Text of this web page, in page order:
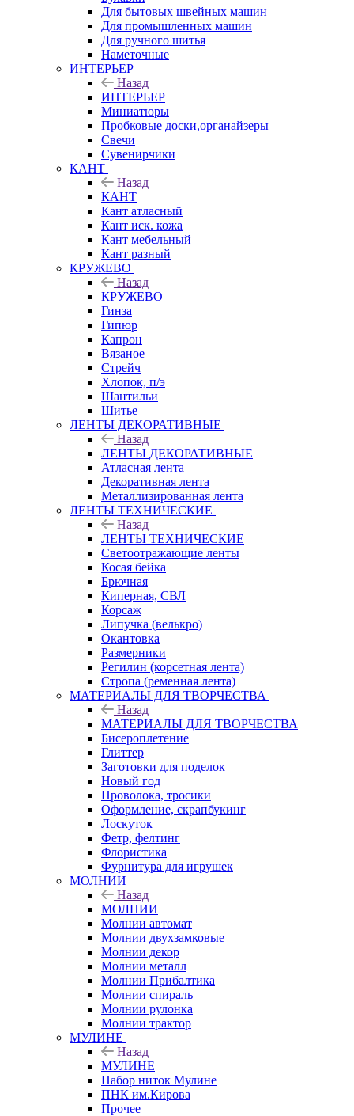
Для бытовых швейных машин
Для промышленных машин
Для ручного шитья
Наметочные
ИНТЕРЬЕР
Назад
ИНТЕРЬЕР
Миниатюры
Пробковые доски,органайзеры
Свечи
Сувенирчики
КАНТ
Назад
КАНТ
Кант атласный
Кант иск. кожа
Кант мебельный
Кант разный
КРУЖЕВО
Назад
КРУЖЕВО
Гинза
Гипюр
Капрон
Вязаное
Стрейч
Хлопок, п/э
Шантильи
Шитье
ЛЕНТЫ ДЕКОРАТИВНЫЕ
Назад
ЛЕНТЫ ДЕКОРАТИВНЫЕ
Атласная лента
Декоративная лента
Металлизированная лента
ЛЕНТЫ ТЕХНИЧЕСКИЕ
Назад
ЛЕНТЫ ТЕХНИЧЕСКИЕ
Светоотражающие ленты
Косая бейка
Брючная
Киперная, СВЛ
Корсаж
Липучка (велькро)
Окантовка
Размерники
Регилин (корсетная лента)
Стропа (ременная лента)
МАТЕРИАЛЫ ДЛЯ ТВОРЧЕСТВА
Назад
МАТЕРИАЛЫ ДЛЯ ТВОРЧЕСТВА
Бисероплетение
Глиттер
Заготовки для поделок
Новый год
Проволока, тросики
Оформление, скрапбукинг
Лоскуток
Фетр, фелтинг
Флористика
Фурнитура для игрушек
МОЛНИИ
Назад
МОЛНИИ
Молнии автомат
Молнии двухзамковые
Молнии декор
Молнии металл
Молнии Прибалтика
Молнии спираль
Молнии рулонка
Молнии трактор
МУЛИНЕ
Назад
МУЛИНЕ
Набор ниток Мулине
ПНК им.Кирова
Прочее